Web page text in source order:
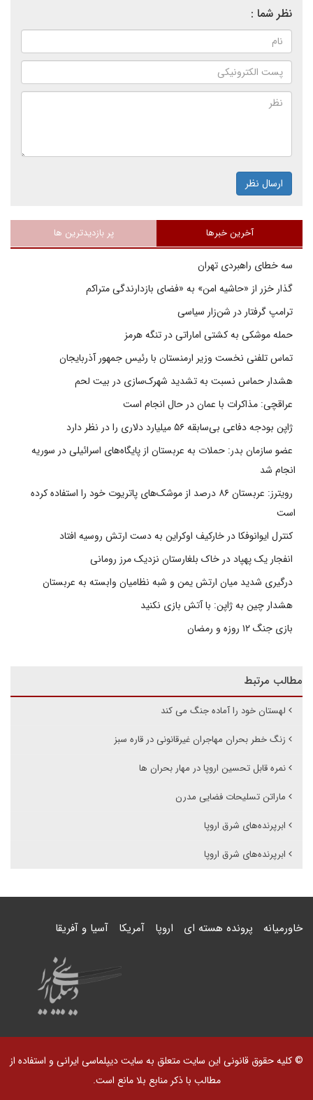
نظر شما :
ارسال نظر
آخرین خبرها پر بازدیدترین ها
سه خطای راهبردی تهران
گذار خزر از «حاشیه امن» به «فضای بازدارندگی متراکم
ترامپ گرفتار در شن‌زار سیاسی
حمله موشکی به کشتی اماراتی در تنگه هرمز
تماس تلفنی نخست وزیر ارمنستان با رئیس جمهور آذربایجان
هشدار حماس نسبت به تشدید شهرک‌سازی در بیت‌ لحم
عراقچی: مذاکرات با عمان در حال انجام است
ژاپن بودجه دفاعی بی‌سابقه ۵۶ میلیارد دلاری را در نظر دارد
عضو سازمان بدر: حملات به عربستان از پایگاه‌های اسرائیلی در سوریه
انجام شد
رویترز: عربستان ۸۶ درصد از موشک‌های پاتریوت خود را استفاده کرده
است
کنترل ایوانوفکا در خارکیف اوکراین به دست ارتش روسیه افتاد
انفجار یک پهپاد در خاک بلغارستان نزدیک مرز رومانی
درگیری شدید میان ارتش یمن و شبه نظامیان وابسته به عربستان
هشدار چین به ژاپن: با آتش بازی نکنید
بازی جنگ ۱۲ روزه و رمضان
مطالب مرتبط
لهستان خود را آماده جنگ می کند
زنگ خطر بحران مهاجران غیرقانونی در قاره سبز
نمره قابل تحسین اروپا در مهار بحران ها
ماراتن تسلیحات فضایی مدرن
ابرپرنده‌های شرق اروپا
ابرپرنده‌های شرق اروپا
خاورمیانه پرونده هسته ای اروپا آمریکا آسیا و آفریقا
© کلیه حقوق قانونی این سایت متعلق به سایت دیپلماسی ایرانی و استفاده از
مطالب با ذکر منابع بلا مانع است.